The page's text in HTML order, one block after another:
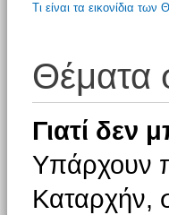
Τι είναι τα εικονίδια
Θέματα
Γιατί
Υπάρχουν
Καταρχήν,